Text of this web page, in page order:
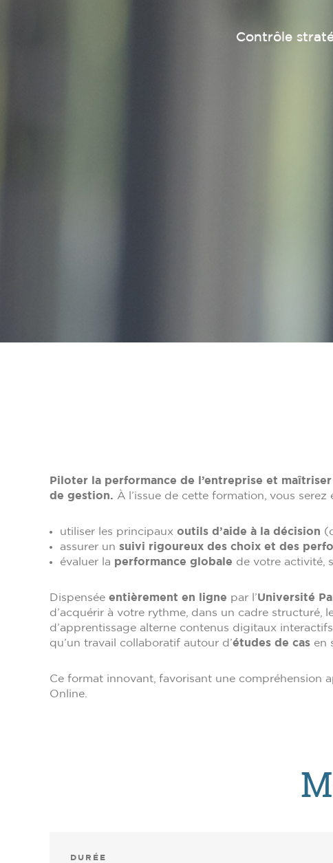
Contrôle
Piloter la performance de l’entreprise et
de gestion. À l’issue de cette formation, vous serez
utiliser les principaux outils d’aide à la décision
assurer un suivi rigoureux des choix et des
évaluer la performance globale de votre activité,
Dispensée entièrement en ligne par l’Université
d’acquérir à votre rythme, dans un cadre structuré,
d’apprentissage alterne contenus digitaux
qu’un travail collaboratif autour d’études de cas en
Ce format innovant, favorisant une compréhension
Online.
DURÉE